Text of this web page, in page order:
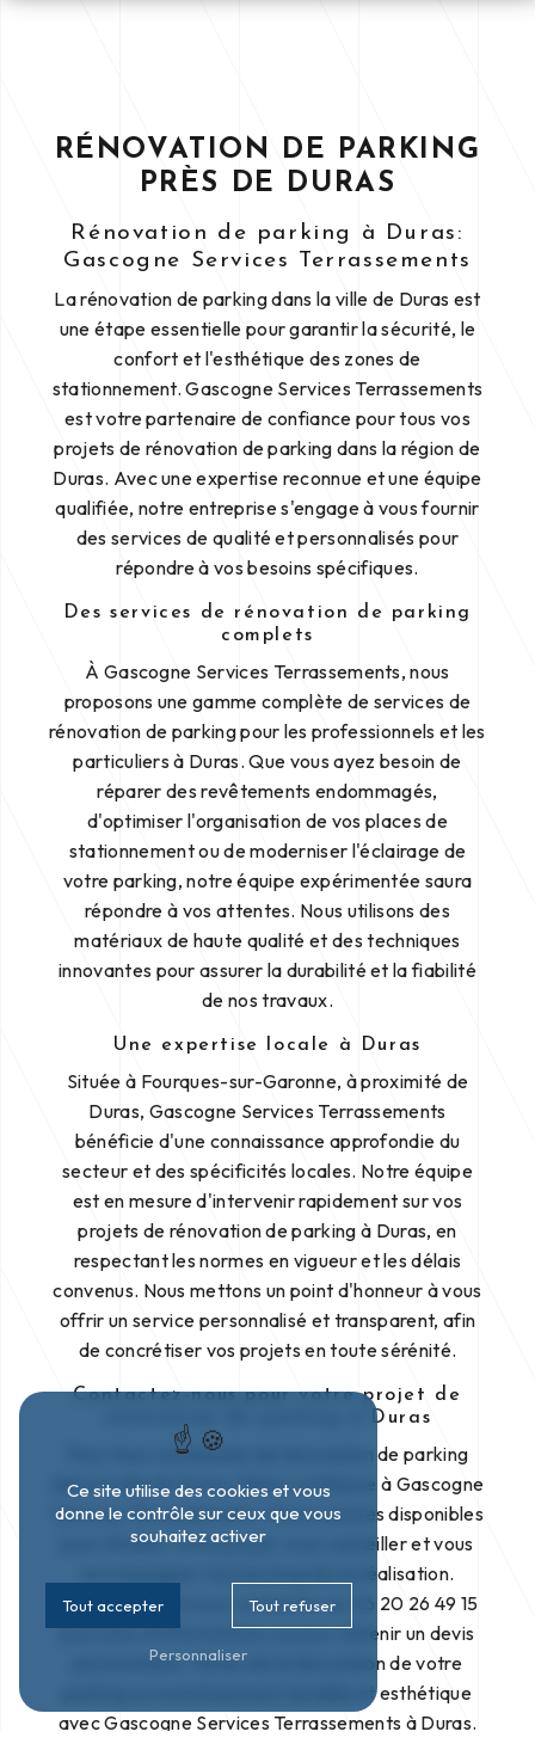
RÉNOVATION DE PARKING
PRÈS DE DURAS
Rénovation de parking à Duras:
Gascogne Services Terrassements
La rénovation de parking dans la ville de Duras est
une étape essentielle pour garantir la sécurité, le
confort et l'esthétique des zones de
stationnement. Gascogne Services Terrassements
est votre partenaire de confiance pour tous vos
projets de rénovation de parking dans la région de
Duras. Avec une expertise reconnue et une équipe
qualifiée, notre entreprise s'engage à vous fournir
des services de qualité et personnalisés pour
répondre à vos besoins spécifiques.
Des services de rénovation de parking
complets
À Gascogne Services Terrassements, nous
proposons une gamme complète de services de
rénovation de parking pour les professionnels et les
particuliers à Duras. Que vous ayez besoin de
réparer des revêtements endommagés,
d'optimiser l'organisation de vos places de
stationnement ou de moderniser l'éclairage de
votre parking, notre équipe expérimentée saura
répondre à vos attentes. Nous utilisons des
matériaux de haute qualité et des techniques
innovantes pour assurer la durabilité et la fiabilité
de nos travaux.
Une expertise locale à Duras
Située à Fourques-sur-Garonne, à proximité de
Duras, Gascogne Services Terrassements
bénéficie d'une connaissance approfondie du
secteur et des spécificités locales. Notre équipe
est en mesure d'intervenir rapidement sur vos
projets de rénovation de parking à Duras, en
respectant les normes en vigueur et les délais
convenus. Nous mettons un point d'honneur à vous
offrir un service personnalisé et transparent, afin
de concrétiser vos projets en toute sérénité.
Contactez-nous pour votre projet de
rénovation de parking à Duras
Pour tous vos besoins de rénovation de parking
dans la ville de Duras, faites confiance à Gascogne
Services Terrassements. Nous sommes disponibles
pour étudier votre projet, vous conseiller et vous
accompagner tout au long de sa réalisation.
N'hésitez pas à nous contacter au 06 20 26 49 15
pour plus d'informations ou pour obtenir un devis
personnalisé. Faites de la rénovation de votre
parking un investissement durable et esthétique
avec Gascogne Services Terrassements à Duras.
Ce site utilise des cookies et vous
donne le contrôle sur ceux que vous
souhaitez activer
Tout accepter Tout refuser
Personnaliser